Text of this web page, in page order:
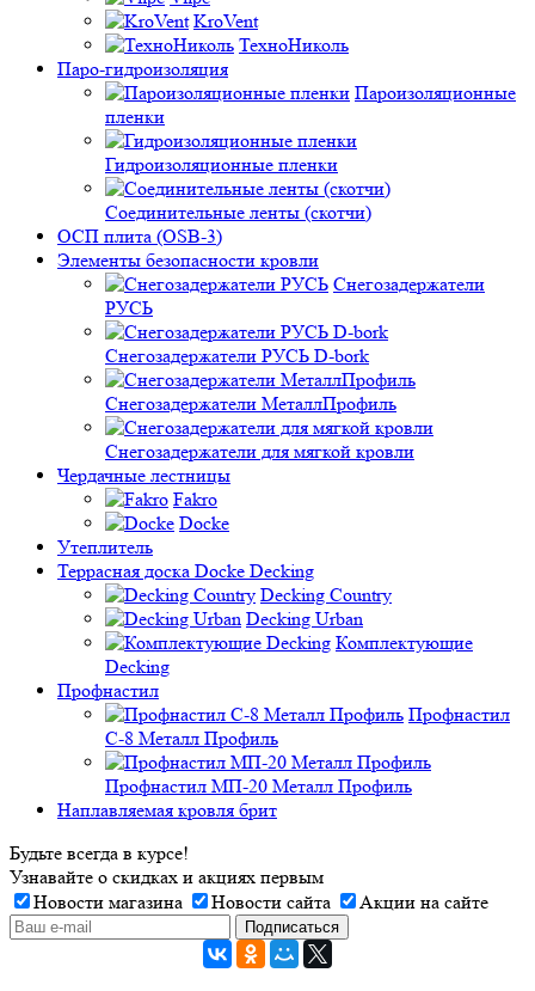
KroVent
ТехноНиколь
Паро-гидроизоляция
Пароизоляционные
пленки
Гидроизоляционные пленки
Соединительные ленты (скотчи)
ОСП плита (OSB-3)
Элементы безопасности кровли
Снегозадержатели
РУСЬ
Снегозадержатели РУСЬ D-bork
Снегозадержатели МеталлПрофиль
Снегозадержатели для мягкой кровли
Чердачные лестницы
Fakro
Docke
Утеплитель
Террасная доска Docke Decking
Decking Country
Decking Urban
Комплектующие
Decking
Профнастил
Профнастил
C-8 Металл Профиль
Профнастил МП-20 Металл Профиль
Наплавляемая кровля брит
Будьте всегда в курсе!
Узнавайте о скидках и акциях первым
Новости магазина
Новости сайта Акции на сайте